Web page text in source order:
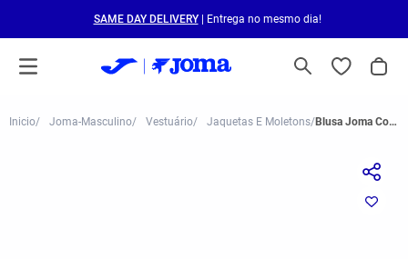
SAME DAY DELIVERY| Entrega no mesmo dia!
Joma-Masculino Vestuário Jaquetas E Moletons Blusa Joma Combi Azul Marinho e Branco